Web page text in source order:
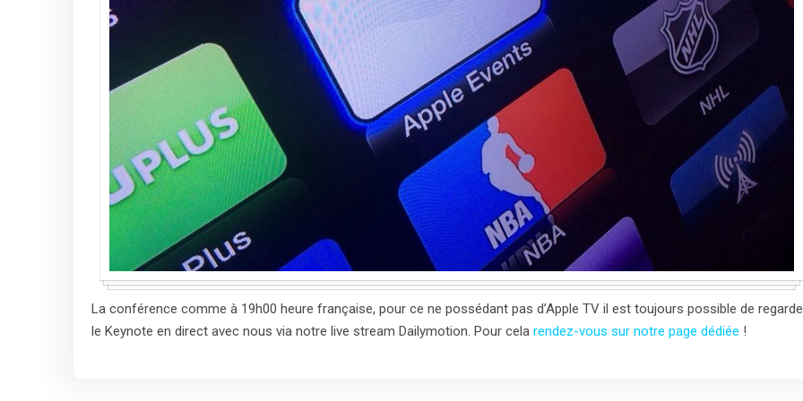
La conférence comme à 19h00 heure française, pour ce ne possédant pas d’Apple TV il est toujours possible de
le Keynote en direct avec nous via notre live stream Dailymotion. Pour cela rendez-vous sur notre page dédiée !